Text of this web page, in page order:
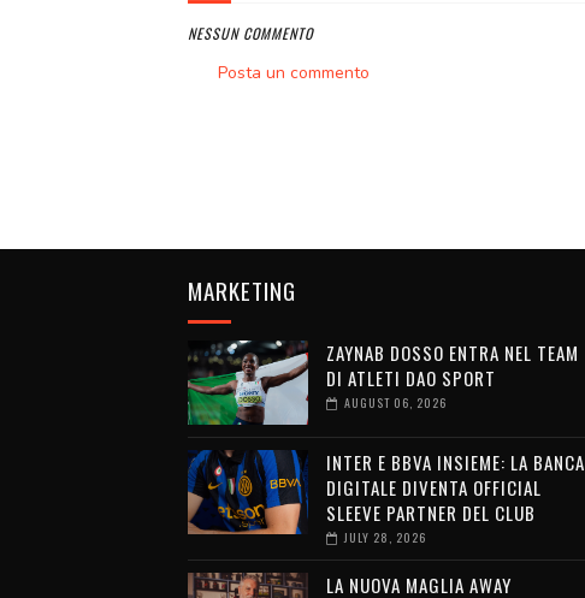
NESSUN COMMENTO
Posta un commento
MARKETING
ZAYNAB DOSSO ENTRA NEL TEAM
DI ATLETI DAO SPORT
AUGUST 06, 2026
INTER E BBVA INSIEME: LA BANCA
DIGITALE DIVENTA OFFICIAL
SLEEVE PARTNER DEL CLUB
JULY 28, 2026
LA NUOVA MAGLIA AWAY